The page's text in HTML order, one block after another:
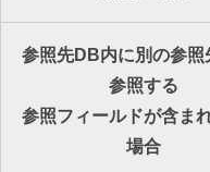
参照先DB内に別の参照
参照する
参照フィールドが含ま
場合